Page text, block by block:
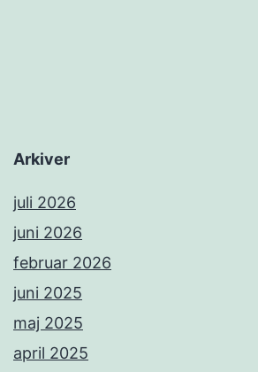
Arkiver
juli 2026
juni 2026
februar 2026
juni 2025
maj 2025
april 2025